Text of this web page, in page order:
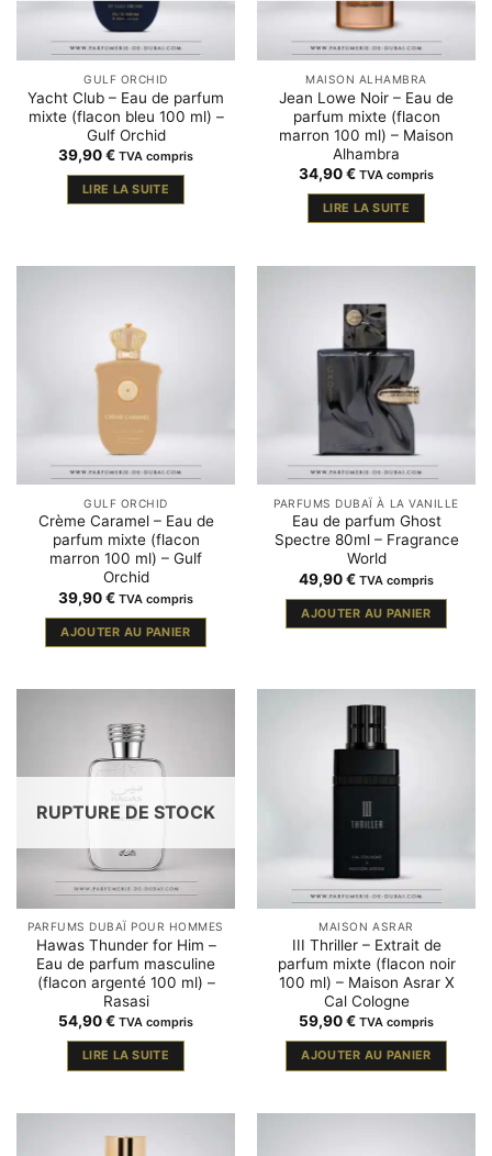
GULF ORCHID
Yacht Club – Eau de parfum
mixte (flacon bleu 100 ml) –
Gulf Orchid
39,90€ TVA compris
LIRE LA SUITE
MAISON ALHAMBRA
Jean Lowe Noir – Eau de
parfum mixte (flacon
marron 100 ml) – Maison
Alhambra
34,90€ TVA compris
LIRE LA SUITE
GULF ORCHID
Crème Caramel – Eau de
parfum mixte (flacon
marron 100 ml) – Gulf
Orchid
39,90€ TVA compris
AJOUTER AU PANIER
PARFUMS DUBAÏ À LA VANILLE
Eau de parfum Ghost
Spectre 80ml – Fragrance
World
49,90€ TVA compris
AJOUTER AU PANIER
RUPTURE DE STOCK
PARFUMS DUBAÏ POUR HOMMES
Hawas Thunder for Him –
Eau de parfum masculine
(flacon argenté 100 ml) –
Rasasi
54,90€ TVA compris
LIRE LA SUITE
MAISON ASRAR
III Thriller – Extrait de
parfum mixte (flacon noir
100 ml) – Maison Asrar X
Cal Cologne
59,90€ TVA compris
AJOUTER AU PANIER